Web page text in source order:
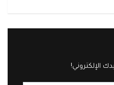
الإلكتروني!